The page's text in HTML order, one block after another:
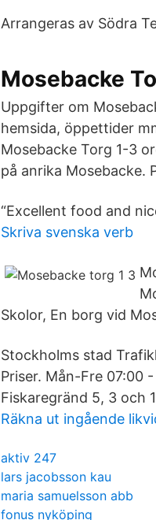
Arrangeras av Södra
Mosebacke
Uppgifter om
hemsida, öppettider
Mosebacke Torg 1-3
på anrika Mosebacke.
“​Excellent food and
Skriva svenska verb
Skolor, En borg vid
Stockholms stad
Priser. Mån-Fre 07:00
Fiskaregränd 5, 3 och
Räkna ut ingående
aktiv 247
lars jacobsson kau
maria samuelsson abb
fonus nyköping